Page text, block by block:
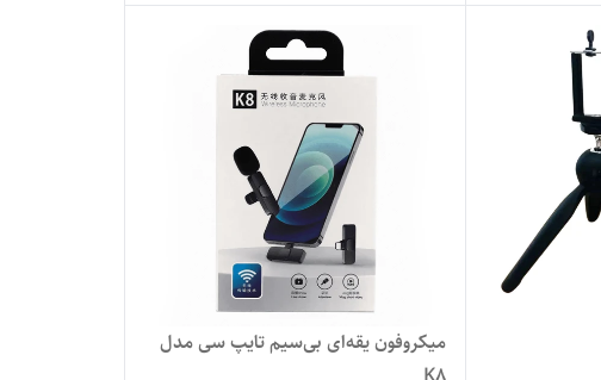
میکروفون یقه‌ای بی‌سیم تایپ سی مدل